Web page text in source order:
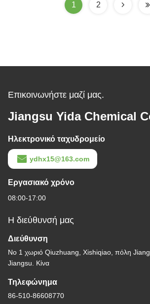
1 2
Επικοινωνήστε μαζί μας.
Jiangsu Yida Chemical
Ηλεκτρονικό ταχυδρομείο
ydhx15@163.com
Εργασιακό χρόνο
08:00-17:00
Η διεύθυνσή μας
Διεύθυνση
Νο 1 χωριό Qiuzhuang, Xishiqiao, πόλη
Jiangsu. Κίνα
Τηλεφώνημα
86-510-86608770